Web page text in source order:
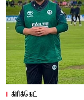
கிரிக்கெட்